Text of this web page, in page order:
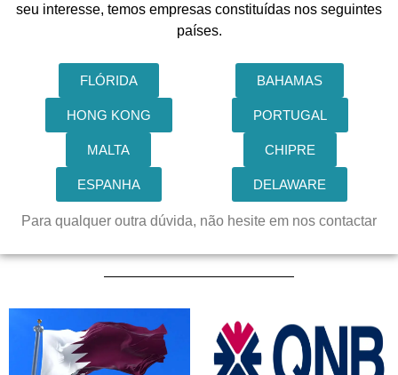
seu interesse, temos empresas constituídas nos seguintes
países.
FLÓRIDA BAHAMAS
HONG KONG PORTUGAL
MALTA CHIPRE
ESPANHA DELAWARE
Para qualquer outra dúvida, não hesite em nos contactar